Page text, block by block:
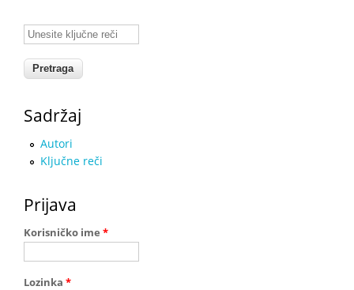
Unesite ključne reči
Sadržaj
Autori
Ključne reči
Prijava
Korisničko ime *
Lozinka *